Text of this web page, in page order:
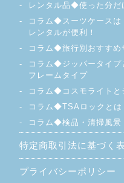
レンタル品◆使った分だ
コラム◆スーツケースは
レンタルが便利！
コラム◆旅行別おすすめ
コラム◆ジッパータイプ
フレームタイプ
コラム◆コスモライトと
コラム◆TSAロックとは
コラム◆検品・清掃風景
特定商取引法に基づく
プライバシーポリシー